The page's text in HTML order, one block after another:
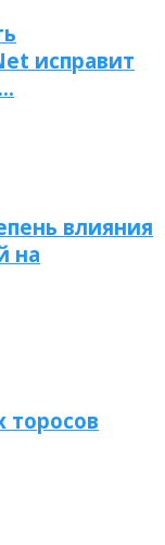
исправит
влияния
на
торосов